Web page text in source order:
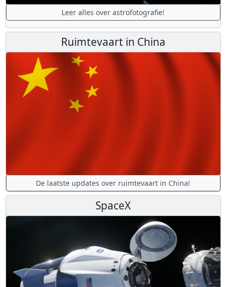
Leer alles over astrofotografie!
Ruimtevaart in China
De laatste updates over ruimtevaart in China!
SpaceX